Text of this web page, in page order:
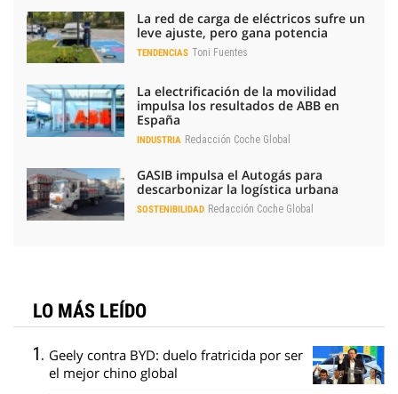
La red de carga de eléctricos sufre un
leve ajuste, pero gana potencia
TENDENCIAS Toni Fuentes
La electrificación de la movilidad
impulsa los resultados de ABB en
España
INDUSTRIA Redacción Coche Global
GASIB impulsa el Autogás para
descarbonizar la logística urbana
SOSTENIBILIDAD Redacción Coche Global
LO MÁS LEÍDO
Geely contra BYD: duelo fratricida por ser
el mejor chino global